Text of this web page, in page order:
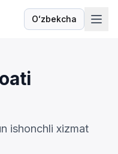
Oʻzbekcha
Til
ishonchli xizmat